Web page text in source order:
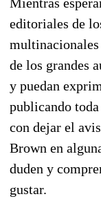
editoriales de
de los grandes
y puedan
publicando
con dejar el
Brown en
duden y
gustar.